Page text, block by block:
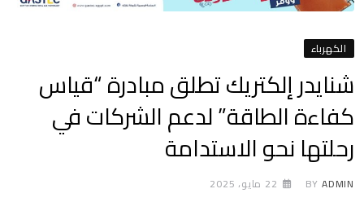
الكهرباء
شنايدر إلكتريك تطلق مبادرة “قياس
كفاءة الطاقة” لدعم الشركات في
رحلتها نحو الاستدامة
BY ADMIN 22 مايو، 2025